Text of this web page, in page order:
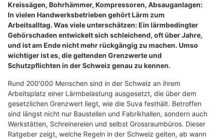
Kreissägen, Bohrhämmer, Kompressoren, Absauganlagen:
In vielen Handwerksbetrieben gehört Lärm zum
Arbeitsalltag. Was viele unterschätzen: Ein lärmbedingter
Gehörschaden entwickelt sich schleichend, oft über Jahre,
und ist am Ende nicht mehr rückgängig zu machen. Umso
wichtiger ist es, die geltenden Grenzwerte und
Schutzpflichten in der Schweiz genau zu kennen.
Rund 200'000 Menschen sind in der Schweiz an ihrem
Arbeitsplatz einer Lärmbelastung ausgesetzt, die über dem
gesetzlichen Grenzwert liegt, wie die Suva festhält. Betroffen
sind längst nicht nur Baustellen und Fabrikhallen, sondern auch
Werkstätten, Schreinereien und selbst Grossraumbüros. Dieser
Ratgeber zeigt, welche Regeln in der Schweiz gelten, ab wann